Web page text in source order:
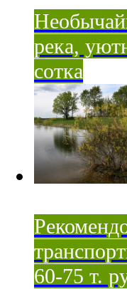
река,
сотка
60-75 т.